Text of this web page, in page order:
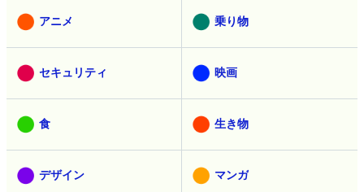
アニメ 乗り物
セキュリティ 映画
食 生き物
デザイン マンガ